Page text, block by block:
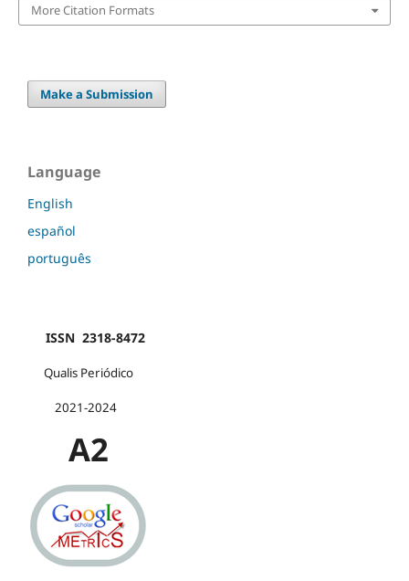
More Citation Formats
Make a Submission
Language
English
español
português
ISSN 2318-8472
Qualis Periódico
2021-2024
A2